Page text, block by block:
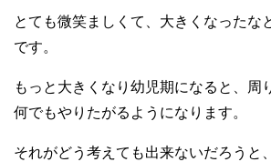
とても微笑ましくて、大きくなったな
です。
もっと大きくなり幼児期になると、周
何でもやりたがるようになります。
それがどう考えても出来ないだろうと